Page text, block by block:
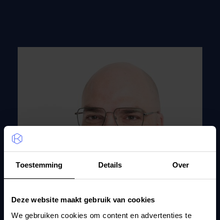
Toestemming Details Over
Deze website maakt gebruik van cookies
We gebruiken cookies om content en advertenties te